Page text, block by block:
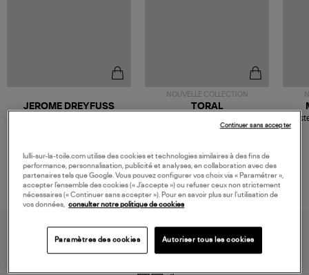
JEROME DREYFUSS
NOUVELLE COLLECTION
189,00 €
TORAL
Mousse
lulli-sur-la-toile.com utilise des cookies et technologies similaires à des fins de
performance, personnalisation, publicité et analyses, en collaboration avec des
partenaires tels que Google. Vous pouvez configurer vos choix via « Paramétrer »,
accepter l’ensemble des cookies (« J’accepte ») ou refuser ceux non strictement
nécessaires (« Continuer sans accepter »). Pour en savoir plus sur l’utilisation de
vos données, consulter notre politique de cookies
Paramètres des cookies Autoriser tous les cookies
Continuer sans accepter